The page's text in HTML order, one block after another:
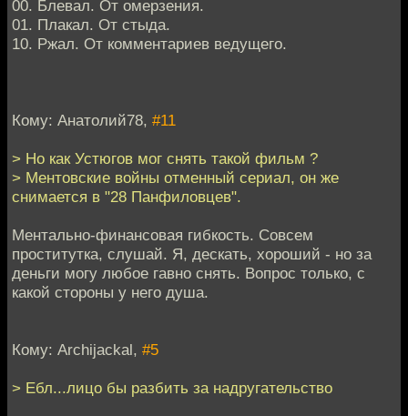
00. Блевал. От омерзения.
01. Плакал. От стыда.
10. Ржал. От комментариев ведущего.
Кому: Анатолий78, #11
> Но как Устюгов мог снять такой фильм ?
> Ментовские войны отменный сериал, он же
снимается в "28 Панфиловцев".
Ментально-финансовая гибкость. Совсем
проститутка, слушай. Я, дескать, хороший - но за
деньги могу любое гавно снять. Вопрос только, с
какой стороны у него душа.
Кому: Archijackal, #5
> Ебл...лицо бы разбить за надругательство